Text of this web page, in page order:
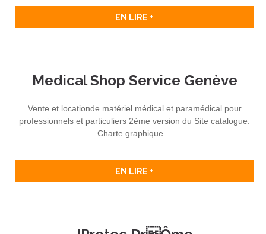
EN LIRE +
Medical Shop Service Genève
Vente et locationde matériel médical et paramédical pour
professionnels et particuliers 2ème version du Site catalogue.
Charte graphique…
EN LIRE +